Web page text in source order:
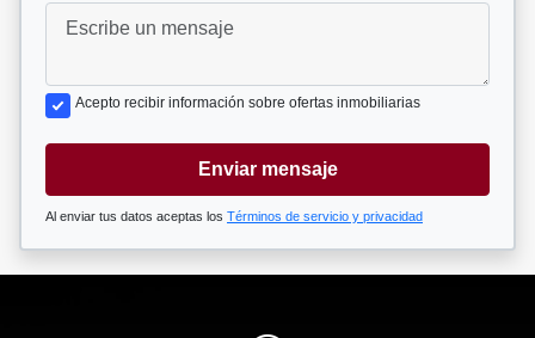
Acepto recibir información sobre ofertas inmobiliarias
Enviar mensaje
Al enviar tus datos aceptas los Términos de servicio y privacidad